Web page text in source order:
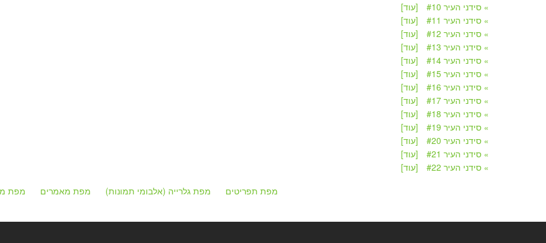
» סידני העיר #10
[עוד]
» סידני העיר #11
[עוד]
» סידני העיר #12
[עוד]
» סידני העיר #13
[עוד]
» סידני העיר #14
[עוד]
» סידני העיר #15
[עוד]
» סידני העיר #16
[עוד]
» סידני העיר #17
[עוד]
» סידני העיר #18
[עוד]
» סידני העיר #19
[עוד]
» סידני העיר #20
[עוד]
» סידני העיר #21
[עוד]
» סידני העיר #22
[עוד]
מפת תפריטים
מפת גלרייה (אלבומי תמונות) מפת מאמרים מפת